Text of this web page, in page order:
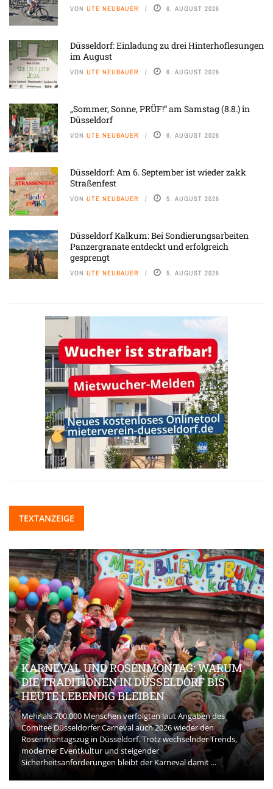
VON UTE NEUBAUER 6. AUGUST 2026
Düsseldorf: Einladung zu drei Hinterhoflesungen
im August
VON UTE NEUBAUER 6. AUGUST 2026
„Sommer, Sonne, PRÜF!“ am Samstag (8.8.) in
Düsseldorf
VON UTE NEUBAUER 6. AUGUST 2026
Düsseldorf: Am 6. September ist wieder zakk
Straßenfest
VON UTE NEUBAUER 5. AUGUST 2026
Düsseldorf Kalkum: Bei Sondierungsarbeiten
Panzergranate entdeckt und erfolgreich
gesprengt
VON UTE NEUBAUER 5. AUGUST 2026
TEXTANZEIGE
WARUM
BIS
des
den
Trends,
damit ...
BEAUTY-INNOVATIONEN, DIE
AKTUELL PRÄGEN
Die Beauty-Branche entwickelt sich rasant. Und
spielt eine zentrale Rolle bei der Veränderung
der Konsumentinnen und Konsumenten.
Phasen der Kaufentscheidung achten Käufer ...